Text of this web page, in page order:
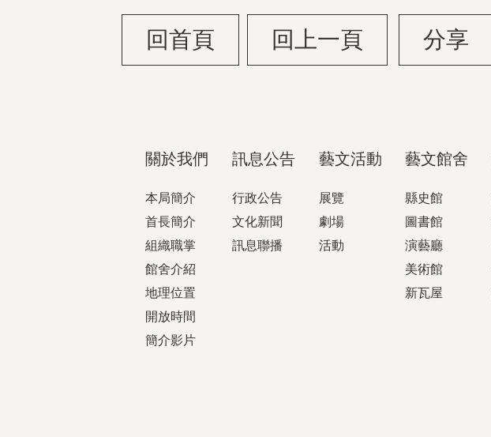
回首頁 回上一頁 分享
關於我們
本局簡介
首長簡介
組織職掌
館舍介紹
地理位置
開放時間
簡介影片
訊息公告
行政公告
文化新聞
訊息聯播
藝文活動
展覽
劇場
活動
藝文館舍
縣史館
圖書館
演藝廳
美術館
新瓦屋